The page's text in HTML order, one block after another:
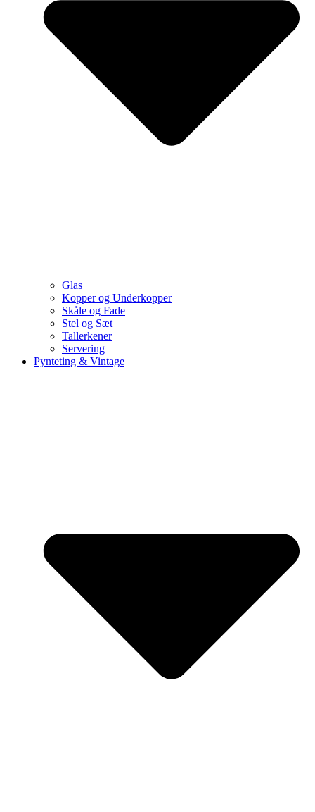
Glas
Kopper og Underkopper
Skåle og Fade
Stel og Sæt
Tallerkener
Servering
Pynteting & Vintage